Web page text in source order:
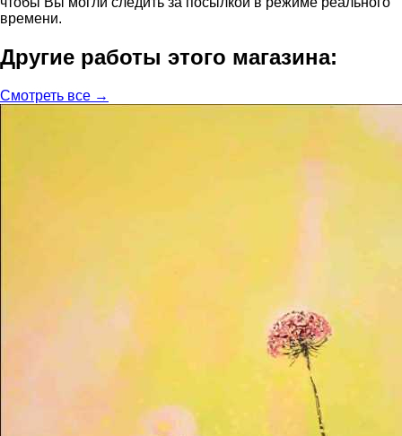
времени.
Другие работы этого магазина:
Смотреть все →